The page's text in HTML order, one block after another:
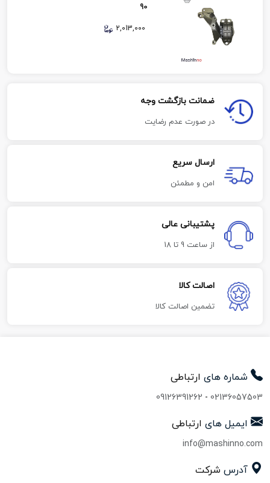
90
2,013,000
ضمانت بازگشت وجه
در صورت عدم رضایت
ارسال سریع
امن و مطمئن
پشتیبانی عالی
از ساعت 9 تا 18
اصالت کالا
تضمین اصالت کالا
شماره های ارتباطی
02136057503
-
09126391262
ایمیل های ارتباطی
info@mashinno.com
آدرس شرکت